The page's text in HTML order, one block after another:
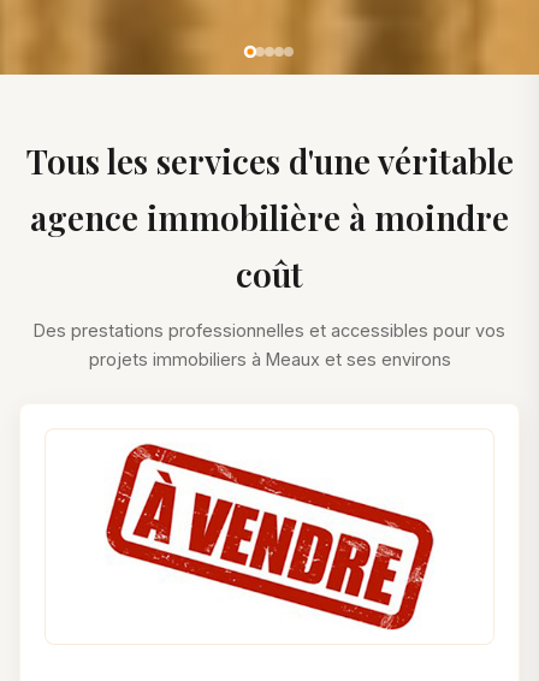
Tous les services d'une véritable
agence immobilière à moindre
coût
Des prestations professionnelles et accessibles pour vos
projets immobiliers à Meaux et ses environs